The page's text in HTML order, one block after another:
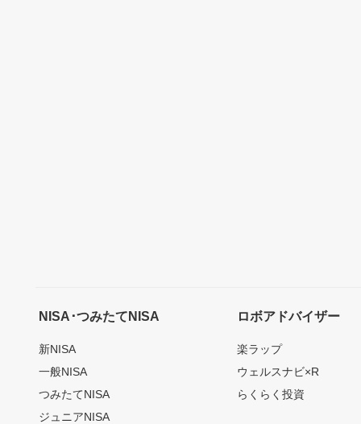
NISA･つみたてNISA
新NISA
一般NISA
つみたてNISA
ジュニアNISA
ロボアドバイザー
楽ラップ
ウェルスナビ×R
らくらく投資